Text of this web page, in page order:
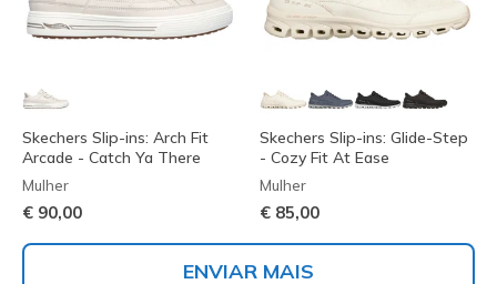
Skechers Slip-ins: Arch Fit
Arcade - Catch Ya There
Mulher
€ 90,00
Skechers Slip-ins: Glide-Step
- Cozy Fit At Ease
Mulher
€ 85,00
ENVIAR MAIS